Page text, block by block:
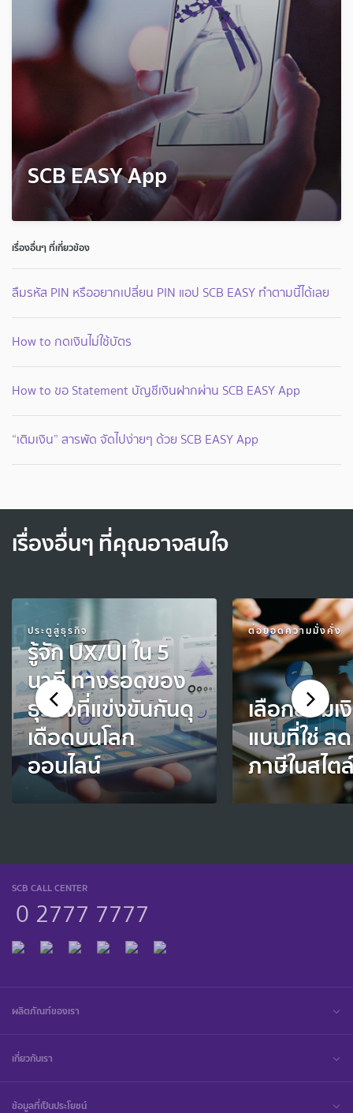
SCB EASY App
เรื่องอื่นๆ ที่เกี่ยวข้อง
ลืมรหัส PIN หรืออยากเปลี่ยน PIN แอป SCB EASY ทำตามนี้ได้เลย
How to กดเงินไม่ใช้บัตร
How to ขอ Statement บัญชีเงินฝากผ่าน SCB EASY App
“เติมเงิน” สารพัด จัดไปง่ายๆ ด้วย SCB EASY App
เรื่องอื่นๆ ที่คุณอาจสนใจ
ประตูสู่ธุรกิจ
รู้จัก UX/UI ใน 5
นาที ทางรอดของ
ธุรกิจที่แข่งขันกันดุ
เดือดบนโลก
ออนไลน์
ต่อยอดความมั่งคั่ง
เลือกออมเ
แบบที่ใช่ ล
ภาษีในสไ
SCB CALL CENTER
0 2777 7777
ผลิตภัณฑ์ของเรา
เกี่ยวกับเรา
ข้อมูลที่เป็นประโยชน์